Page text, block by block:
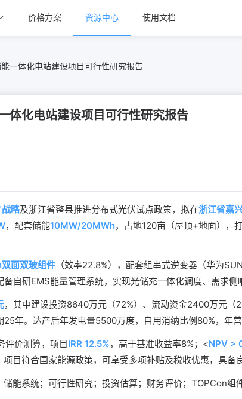
价格方案 资源中心 使用文档
一体化电站建设项目可行性研究报告
体化电站建设项目可行性研究报告
略及浙江省整县推进分布式光伏试点政策，拟在浙江省嘉
，配套储能10MW/20MWh，占地120亩（屋顶+地面），
面双玻组件 （效率22.8%），配套组串式逆变器（华为
自研EMS能量管理系统，实现光储充一体化调度、需求侧
，其中建设投资8640万元（72%）、流动资金2400万元（
25年。达产后年发电量5500万度，自用消纳比例80%，年
评价测算，项目IRR 12.5%，高于基准收益率8%；<NPV >
目符合国家能源政策，可享受多项补贴及税收优惠，具备
储能系统；可行性研究；投资估算；财务评价；TOPCon组